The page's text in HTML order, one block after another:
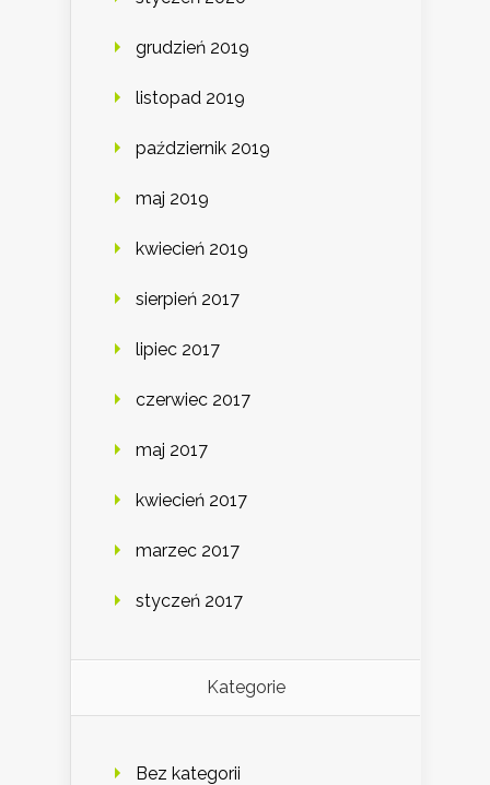
grudzień 2019
listopad 2019
październik 2019
maj 2019
kwiecień 2019
sierpień 2017
lipiec 2017
czerwiec 2017
maj 2017
kwiecień 2017
marzec 2017
styczeń 2017
Kategorie
Bez kategorii